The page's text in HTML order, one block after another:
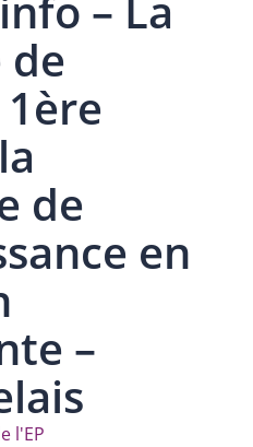
de
de
en
–
l'EP